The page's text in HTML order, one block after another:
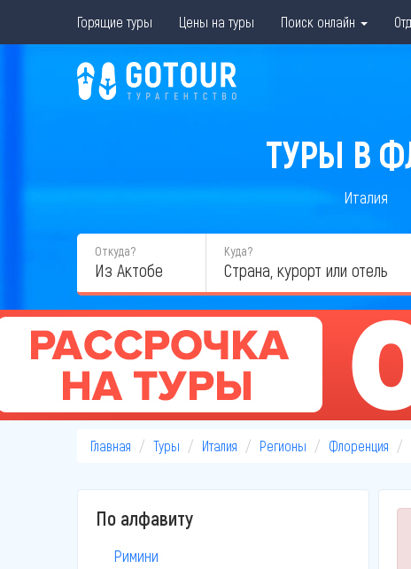
Горящие туры Цены на туры Поиск онлайн
ТУРЫ В
Италия
Откуда?
Из Актобе
Куда?
Главная Туры Италия Регионы Флоренция
По алфавиту
Римини